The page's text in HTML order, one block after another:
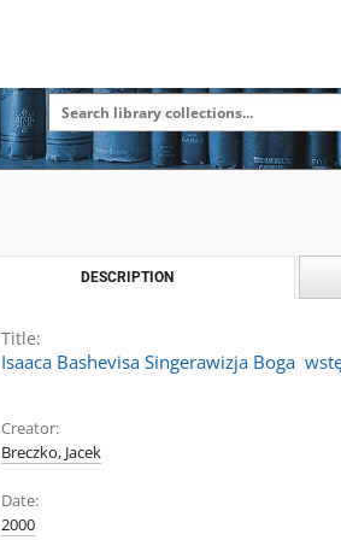
DESCRIPTION
Title:
Isaaca Bashevisa Singerawizja Boga 
Creator:
Breczko, Jacek
Date:
2000